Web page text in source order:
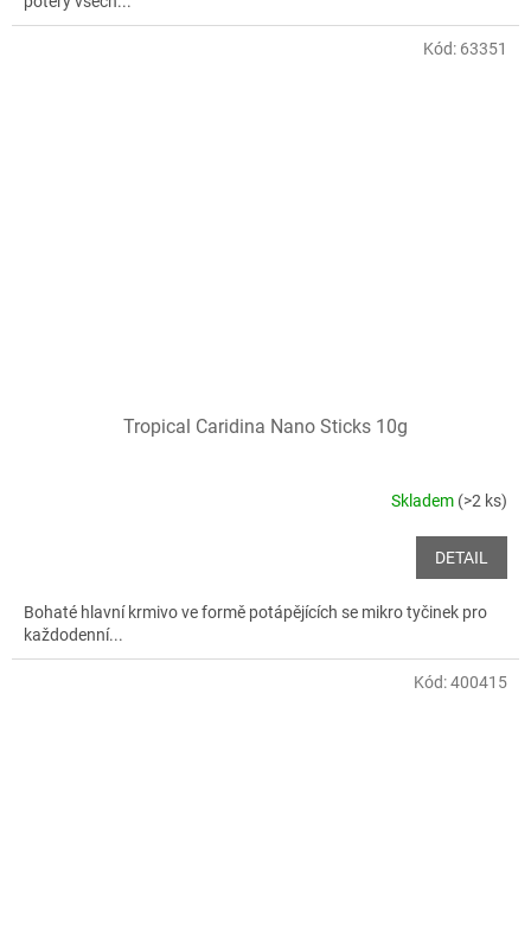
Tropical Caridina Nano Sticks 10g
Skladem (>2 ks)
DETAIL
Bohaté hlavní krmivo ve formě potápějících se mikro tyčinek pro
každodenní...
Kód: 63351
Kód:400415